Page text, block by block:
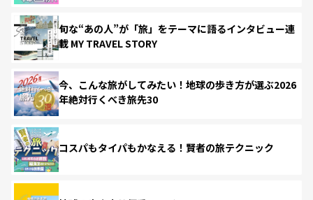
旬な“あの人”が「旅」をテーマに語るインタビュー連
載 MY TRAVEL STORY
今、こんな旅がしてみたい！地球の歩き方が選ぶ2026
年絶対行くべき旅先30
コスパもタイパもかなえる！賢者の旅テクニック